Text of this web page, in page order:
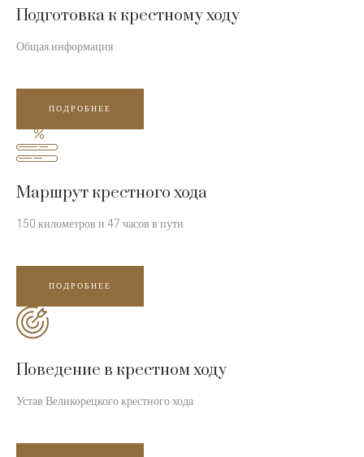
Подготовка к крестному ходу
Общая информация
ПОДРОБНЕЕ
Маршрут крестного хода
150 километров и 47 часов в пути
ПОДРОБНЕЕ
Поведение в крестном ходу
Устав Великорецкого крестного хода